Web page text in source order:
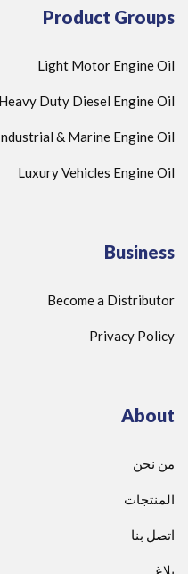
Product Groups
Light Motor Engine Oil
Heavy Duty Diesel Engine Oil
Industrial & Marine Engine Oil
Luxury Vehicles Engine Oil
Business
Become a Distributor
Privacy Policy
About
من نحن
المنتجات
اتصل بنا
بلاغ